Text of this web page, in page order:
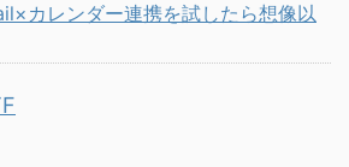
カレンダー連携を試したら想像以